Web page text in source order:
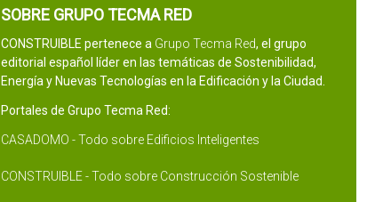
SOBRE GRUPO TECMA RED
CONSTRUIBLE pertenece a Grupo Tecma Red, el grupo
editorial español líder en las temáticas de Sostenibilidad,
Energía y Nuevas Tecnologías en la Edificación y la Ciudad.
Portales de Grupo Tecma Red:
CASADOMO - Todo sobre Edificios Inteligentes
CONSTRUIBLE - Todo sobre Construcción Sostenible